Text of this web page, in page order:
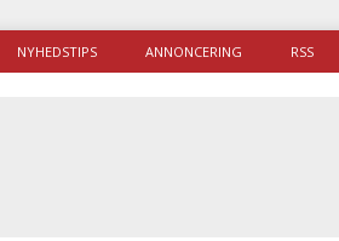
NYHEDSTIPS ANNONCERING RSS